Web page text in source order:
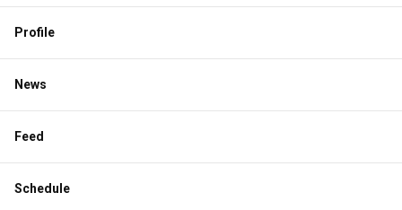
Profile
News
Feed
Schedule